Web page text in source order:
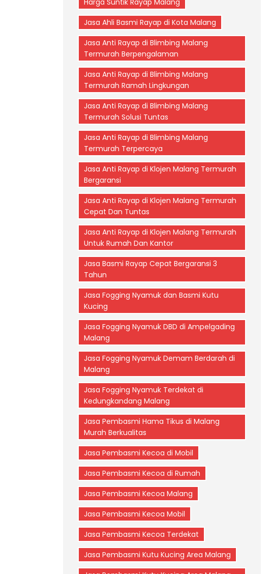
Jasa Ahli Basmi Rayap di Kota Malang
Jasa Anti Rayap di Blimbing Malang
Termurah Berpengalaman
Jasa Anti Rayap di Blimbing Malang
Termurah Ramah Lingkungan
Jasa Anti Rayap di Blimbing Malang
Termurah Solusi Tuntas
Jasa Anti Rayap di Blimbing Malang
Termurah Terpercaya
Jasa Anti Rayap di Klojen Malang Termurah
Bergaransi
Jasa Anti Rayap di Klojen Malang Termurah
Cepat Dan Tuntas
Jasa Anti Rayap di Klojen Malang Termurah
Untuk Rumah Dan Kantor
Jasa Basmi Rayap Cepat Bergaransi 3
Tahun
Jasa Fogging Nyamuk dan Basmi Kutu
Kucing
Jasa Fogging Nyamuk DBD di Ampelgading
Malang
Jasa Fogging Nyamuk Demam Berdarah di
Malang
Jasa Fogging Nyamuk Terdekat di
Kedungkandang Malang
Jasa Pembasmi Hama Tikus di Malang
Murah Berkualitas
Jasa Pembasmi Kecoa di Mobil
Jasa Pembasmi Kecoa di Rumah
Jasa Pembasmi Kecoa Malang
Jasa Pembasmi Kecoa Mobil
Jasa Pembasmi Kecoa Terdekat
Jasa Pembasmi Kutu Kucing Area Malang